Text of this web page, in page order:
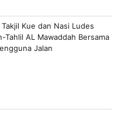
Kue dan Nasi Ludes
Tahlil AL Mawaddah Bersama
Jalan